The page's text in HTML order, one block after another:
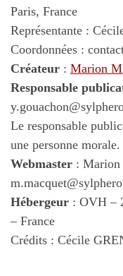
Paris, France
Représentante :
Coordonnées :
Créateur : Marion
Responsable
Le responsable
une personne morale.
Webmaster :
Hébergeur : OVH –
– France
Crédits : Cécile